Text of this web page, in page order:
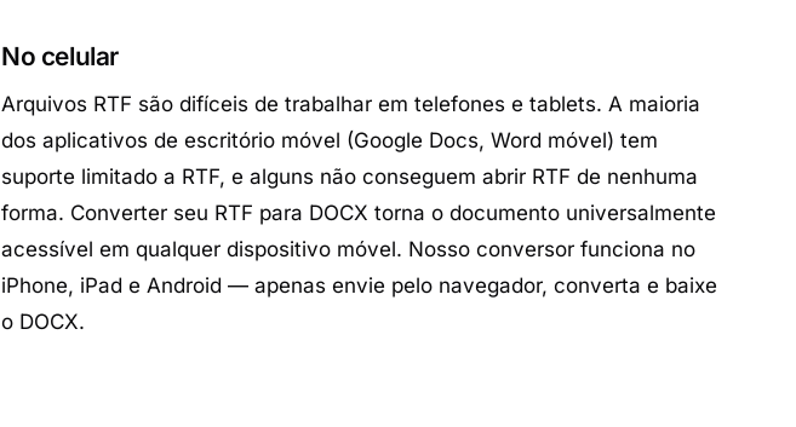
No celular
Arquivos RTF são difíceis de trabalhar em telefones e tablets. A maioria
dos aplicativos de escritório móvel (Google Docs, Word móvel) tem
suporte limitado a RTF, e alguns não conseguem abrir RTF de nenhuma
forma. Converter seu RTF para DOCX torna o documento universalmente
acessível em qualquer dispositivo móvel. Nosso conversor funciona no
iPhone, iPad e Android — apenas envie pelo navegador, converta e baixe
o DOCX.